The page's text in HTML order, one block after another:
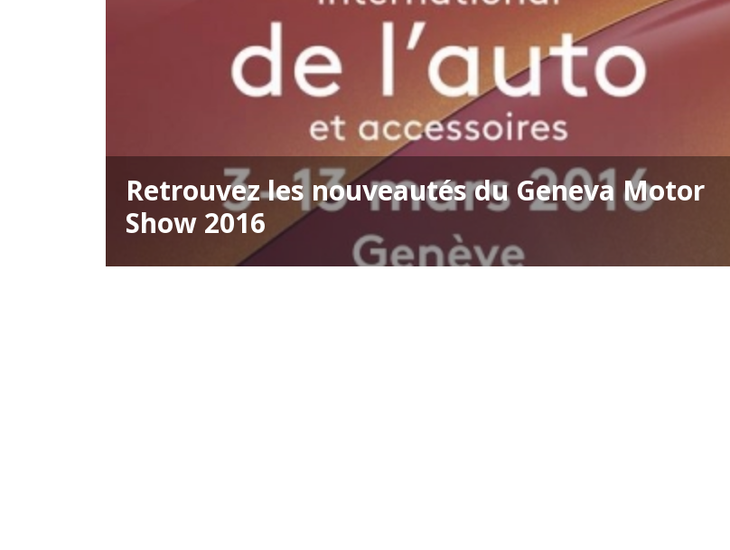
Retrouvez les nouveautés du Geneva Motor
Show 2016